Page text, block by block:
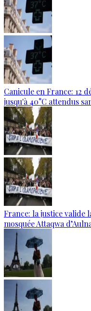
Canicule en France: 12
jusqu'à 40°C attendus
France: la justice valide
mosquée Attaqwa